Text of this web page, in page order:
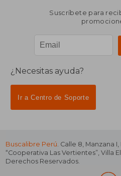
Suscríbete para
¿Necesitas ayuda?
Ir a Centro de Soporte
Buscalibre Perú. Calle 8, Manzana
“Cooperativa Las Vertientes”, Villa
Derechos Reservados.